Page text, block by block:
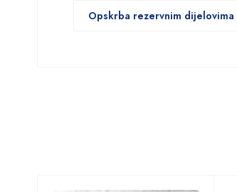
Opskrba rezervnim dijelovima